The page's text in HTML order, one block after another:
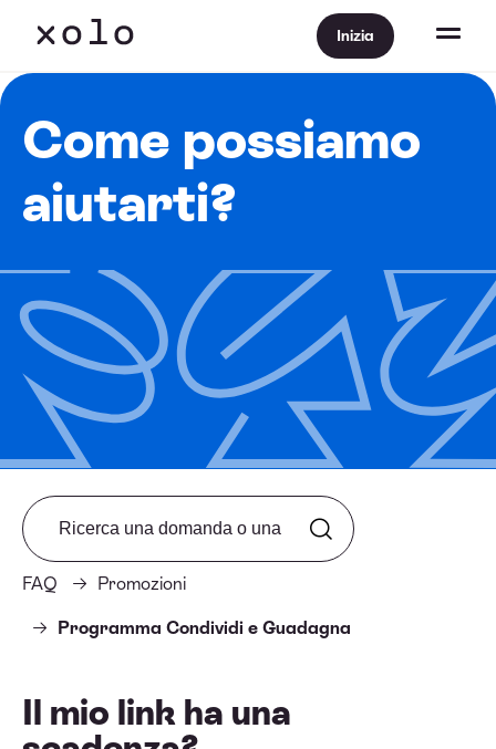
Inizia
Come possiamo
aiutarti?
FAQ Promozioni
Programma Condividi e Guadagna
Search from FAQ
Il mio link ha una